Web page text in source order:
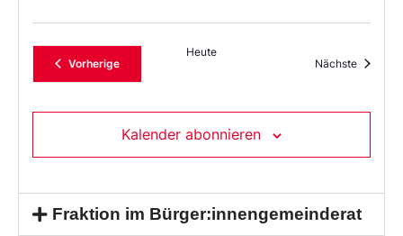
VorherigeVeranstaltungen
Heute
Nächste
Kalender abonnieren
Fraktion im Bürger:innengemeinderat